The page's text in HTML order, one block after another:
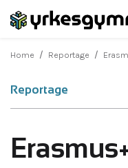
Hoppa
innehåll
Home / Reportage /
Reportage